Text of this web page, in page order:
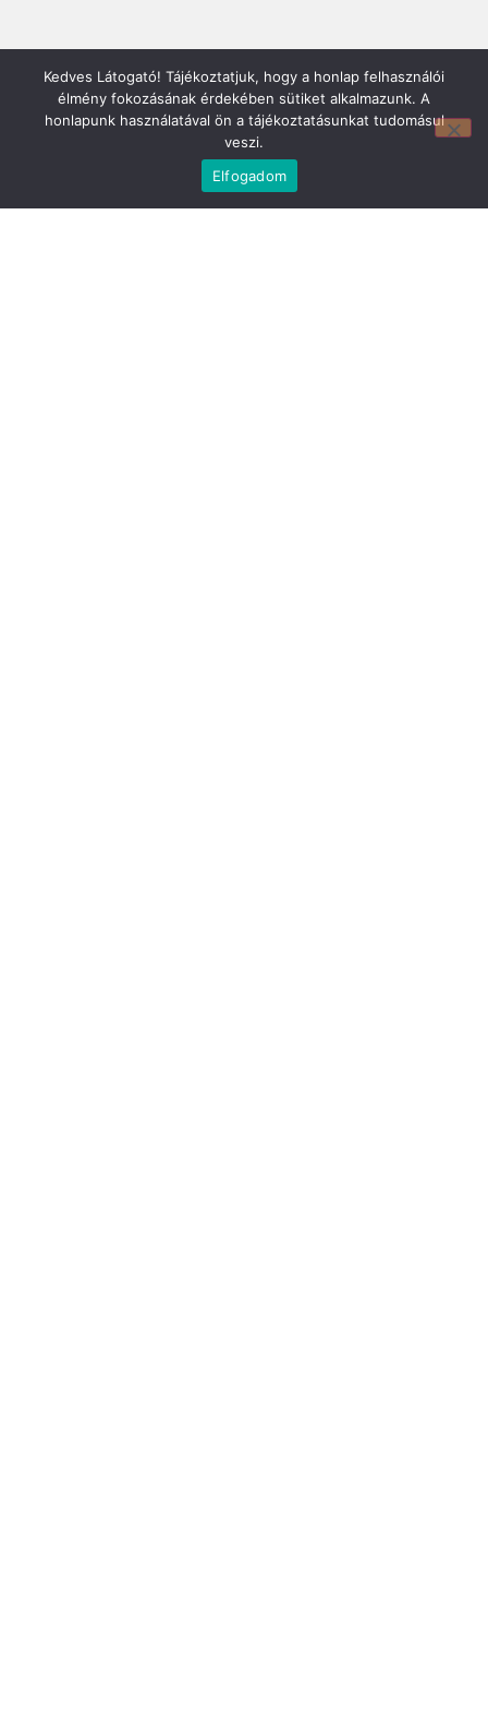
Kedves Látogató! Tájékoztatjuk, hogy a honlap felhasználói
élmény fokozásának érdekében sütiket alkalmazunk. A
honlapunk használatával ön a tájékoztatásunkat tudomásul
veszi.
Elfogadom